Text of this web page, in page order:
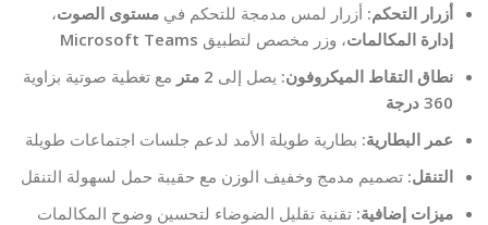
أزرار التحكم: أزرار لمس مدمجة للتحكم في مستوى الصوت،
إدارة المكالمات، وزر مخصص لتطبيق Microsoft Teams
نطاق التقاط الميكروفون: يصل إلى 2 متر
مع تغطية صوتية بزاوية
360 درجة
عمر البطارية: بطارية طويلة الأمد لدعم جلسات اجتماعات طويلة
التنقل: تصميم مدمج وخفيف الوزن مع حقيبة حمل لسهولة التنقل
ميزات إضافية: تقنية تقليل الضوضاء لتحسين وضوح المكالمات